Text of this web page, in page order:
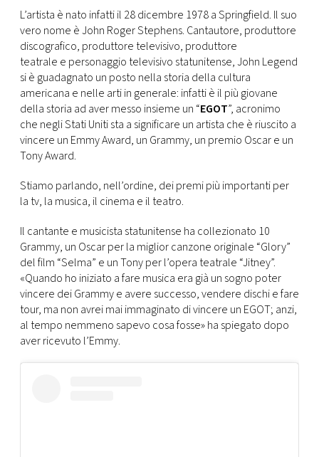
PRINCIPATO
DI
MONACO
RMC
CONSIGLIA
L’artista è nato infatti il 28 dicembre 1978 a Springfield. Il suo
vero nome è John Roger Stephens. Cantautore, produttore
discografico, produttore televisivo, produttore
teatrale e personaggio televisivo statunitense, John Legend
si è guadagnato un posto nella storia della cultura
americana e nelle arti in generale: infatti è il più giovane
della storia ad aver messo insieme un “EGOT”, acronimo
che negli Stati Uniti sta a significare un artista che è riuscito a
vincere un Emmy Award, un Grammy, un premio Oscar e un
Tony Award.
Stiamo parlando, nell’ordine, dei premi più importanti per
la tv, la musica, il cinema e il teatro.
Il cantante e musicista statunitense ha collezionato 10
Grammy, un Oscar per la miglior canzone originale “Glory”
del film “Selma” e un Tony per l’opera teatrale “Jitney”.
«Quando ho iniziato a fare musica era già un sogno poter
vincere dei Grammy e avere successo, vendere dischi e fare
tour, ma non avrei mai immaginato di vincere un EGOT; anzi,
al tempo nemmeno sapevo cosa fosse» ha spiegato dopo
aver ricevuto l’Emmy.